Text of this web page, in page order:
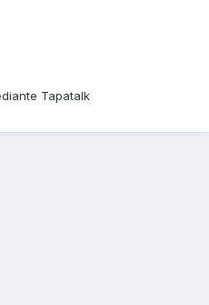
Tapatalk